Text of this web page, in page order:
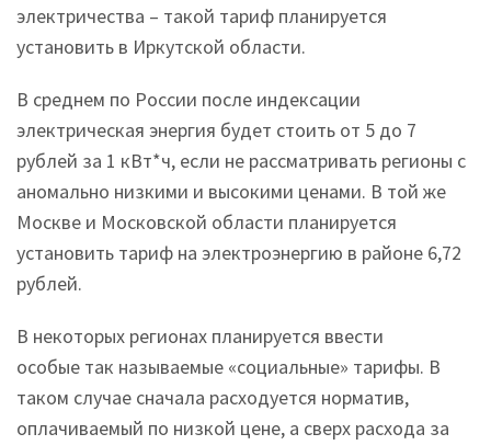
электричества – такой тариф планируется
установить в Иркутской области.
В среднем по России после индексации
электрическая энергия будет стоить от 5 до 7
рублей за 1 кВт*ч, если не рассматривать регионы с
аномально низкими и высокими ценами. В той же
Москве и Московской области планируется
установить тариф на электроэнергию в районе 6,72
рублей.
В некоторых регионах планируется ввести
особые так называемые «социальные» тарифы. В
таком случае сначала расходуется норматив,
оплачиваемый по низкой цене, а сверх расхода за